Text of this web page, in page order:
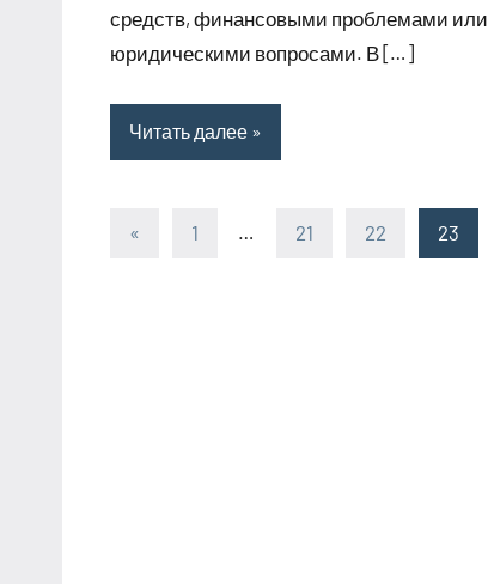
средств, финансовыми проблемами или
юридическими вопросами. В […]
Читать далее
« Предыдущие
1 … 21 22 23